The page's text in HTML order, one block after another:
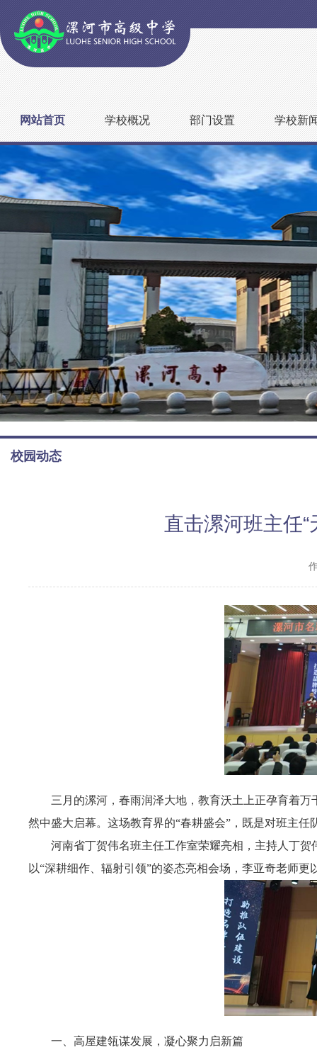
网站首页 学校概况 部门设置 学校新
校园动态
直击漯河班主任“
三月的漯河，春雨润泽大地，教育沃土上正孕育着
然中盛大启幕。这场教育界的“春耕盛会”，既是对班主
河南省丁贺伟名班主任工作室荣耀亮相，主持人丁
以“深耕细作、辐射引领”的姿态亮相会场，李亚奇老师
一、高屋建瓴谋发展，凝心聚力启新篇